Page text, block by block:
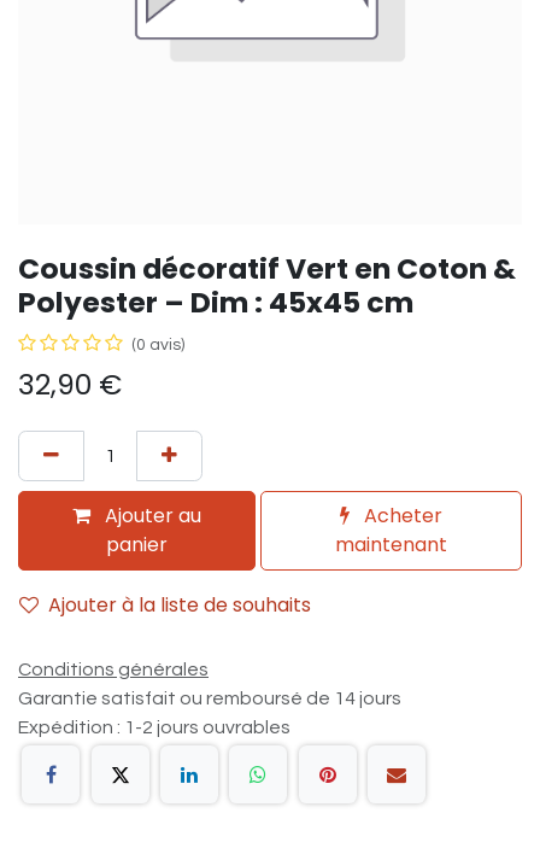
Coussin décoratif Vert en Coton &
Polyester – Dim : 45x45 cm
(0 avis)
32,90 €
Ajouter au
panier
Acheter
maintenant
Ajouter à la liste de souhaits
Conditions générales
Garantie satisfait ou remboursé de 14 jours
Expédition : 1-2 jours ouvrables